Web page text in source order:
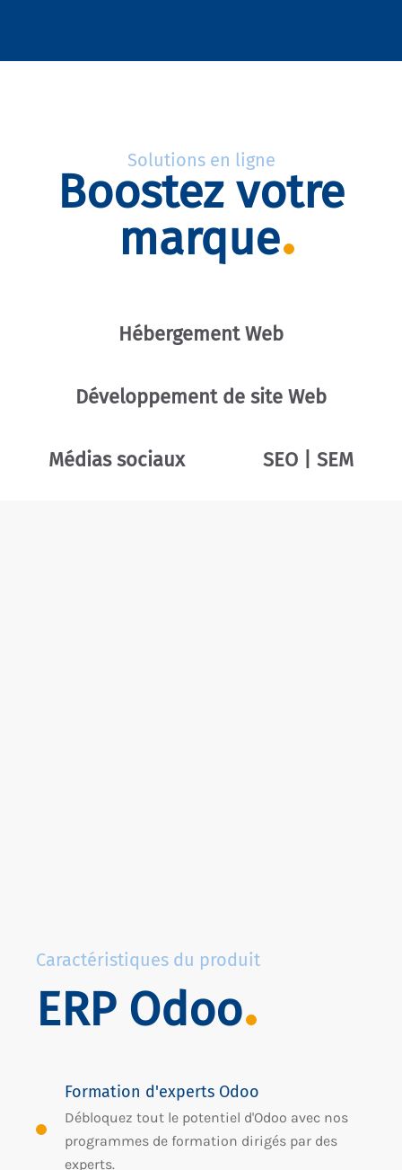
Solutions en ligne
Boostez votre
marque
Hébergement Web
Développement de site Web
Médias sociaux SEO | SEM
Caractéristiques du produit
ERP Odoo
Formation d'experts Odoo
Débloquez tout le potentiel d'Odoo avec nos
programmes de formation dirigés par des
experts.